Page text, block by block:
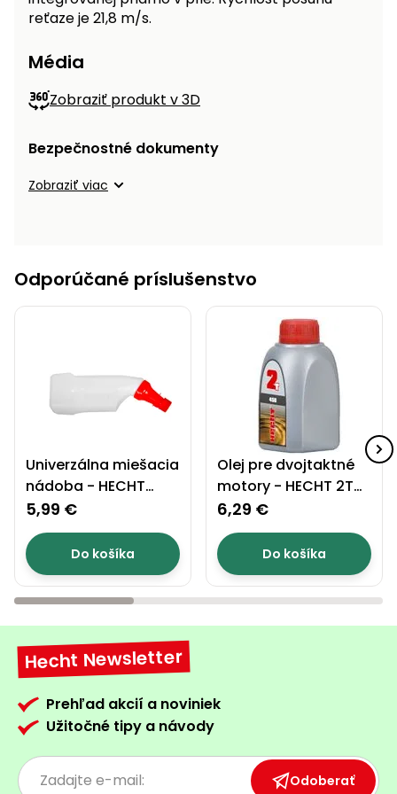
Príslušenstvo
reťaze je 21,8 m/s.
Média
Zobraziť produkt v 3D
Bezpečnostné dokumenty
Zobraziť viac
Odporúčané príslušenstvo
Univerzálna miešacia
nádoba - HECHT
90001
5,99 €
Do košíka
Olej pre dvojtaktné
motory - HECHT 2T
450
6,29 €
Do košíka
Hecht Newsletter
Prehľad akcií a noviniek
Užitočné tipy a návody
Odoberať